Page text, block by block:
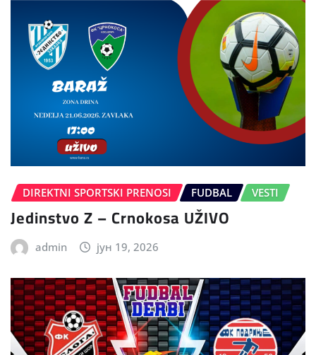
DIREKTNI SPORTSKI PRENOSI FUDBAL VESTI
Jedinstvo Z – Crnokosa UŽIVO
admin јун 19, 2026